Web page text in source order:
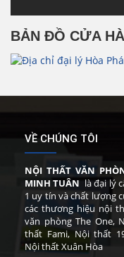
BẢN ĐỒ CỬA
VỀ CHÚNG TÔI
NỘI THẤT VĂN
MINH TUÂN là đại lý
1 uy tín và chất lượng
các thương hiệu nội
văn phòng The One,
thất Fami, Nội thất
Nội thất Xuân Hòa